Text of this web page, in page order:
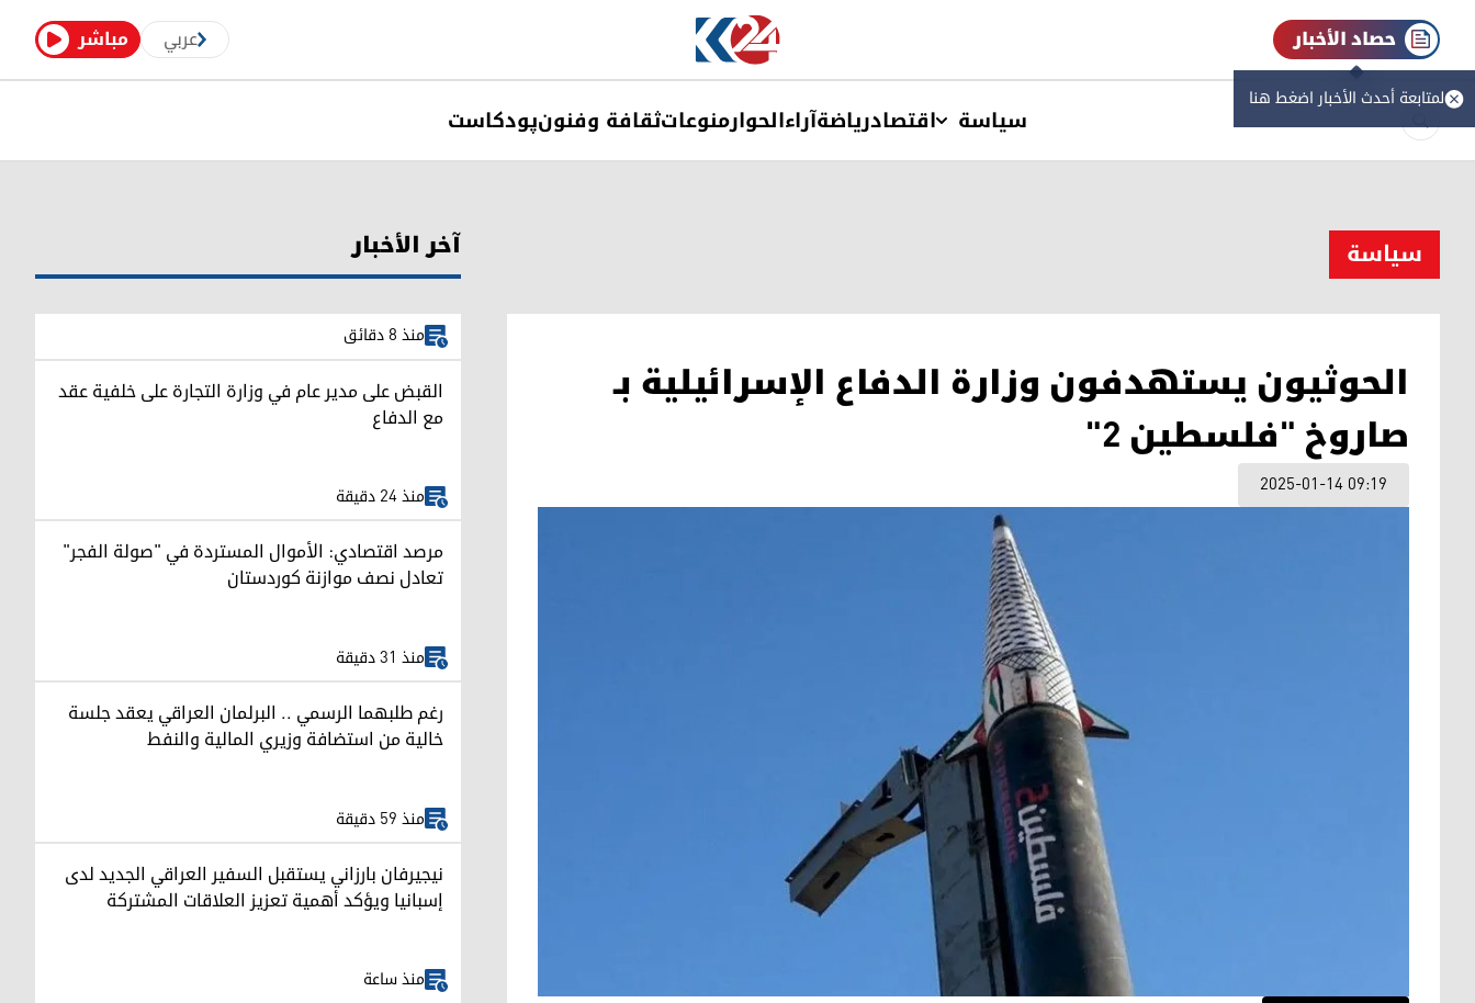
مباشر عربي حصاد الأخبار
لمتابعة أحدث الأخبار اضغط هنا
سیاسة اقتصادریاضةآراءالحوارمنوعاتثقافة وفنونپودکاست
سیاسة
الحوثيون يستهدفون وزارة الدفاع الإسرائيلية بـ
صاروخ "فلسطين 2"
2025-01-14 09:19
آخر الأخبار
منذ 8 دقائق
القبض على مدير عام في وزارة التجارة على خلفية عقد
مع الدفاع
منذ 24 دقيقة
مرصد اقتصادي: الأموال المستردة في "صولة الفجر"
تعادل نصف موازنة كوردستان
منذ 31 دقيقة
رغم طلبهما الرسمي .. البرلمان العراقي يعقد جلسة
خالية من استضافة وزيري المالية والنفط
منذ 59 دقيقة
نيجيرفان بارزاني يستقبل السفير العراقي الجديد لدى
إسبانيا ويؤكد أهمية تعزيز العلاقات المشتركة
منذ ساعة